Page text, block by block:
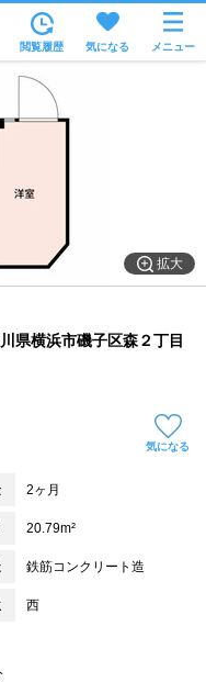
ら
時間から
から
社から
閲覧履歴 気になる メニュー
拡大
県横浜市磯子区森２丁目
気になる
2ヶ月
20.79m²
鉄筋コンクリート造
西